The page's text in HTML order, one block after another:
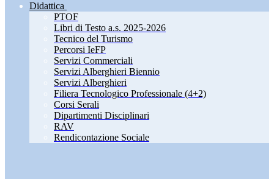
Didattica
PTOF
Libri di Testo a.s. 2025-2026
Tecnico del Turismo
Percorsi IeFP
Servizi Commerciali
Servizi Alberghieri Biennio
Servizi Alberghieri
Filiera Tecnologico Professionale (4+2)
Corsi Serali
Dipartimenti Disciplinari
RAV
Rendicontazione Sociale